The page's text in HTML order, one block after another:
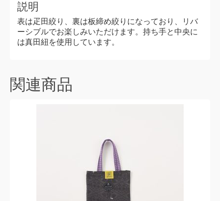
ト
（菱）
個
説明
表は疋田絞り、裏は板締め絞りになっており、リバ
ーシブルでお楽しみいただけます。持ち手と中央に
は真田紐を使用しています。
関連商品